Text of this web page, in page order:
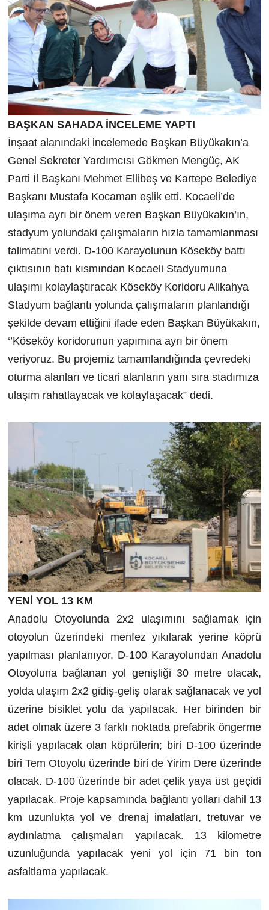
BAŞKAN SAHADA İNCELEME YAPTI
İnşaat alanındaki incelemede Başkan Büyükakın’a
Genel Sekreter Yardımcısı Gökmen Mengüç, AK
Parti İl Başkanı Mehmet Ellibeş ve Kartepe Belediye
Başkanı Mustafa Kocaman eşlik etti. Kocaeli’de
ulaşıma ayrı bir önem veren Başkan Büyükakın’ın,
stadyum yolundaki çalışmaların hızla tamamlanması
talimatını verdi. D-100 Karayolunun Köseköy battı
çıktısının batı kısmından Kocaeli Stadyumuna
ulaşımı kolaylaştıracak Köseköy Koridoru Alikahya
Stadyum bağlantı yolunda çalışmaların planlandığı
şekilde devam ettiğini ifade eden Başkan Büyükakın,
‘’Köseköy koridorunun yapımına ayrı bir önem
veriyoruz. Bu projemiz tamamlandığında çevredeki
oturma alanları ve ticari alanların yanı sıra stadımıza
ulaşım rahatlayacak ve kolaylaşacak” dedi.
YENİ YOL 13 KM
Anadolu Otoyolunda 2x2 ulaşımını sağlamak için
otoyolun üzerindeki menfez yıkılarak yerine köprü
yapılması planlanıyor. D-100 Karayolundan Anadolu
Otoyoluna bağlanan yol genişliği 30 metre olacak,
yolda ulaşım 2x2 gidiş-geliş olarak sağlanacak ve yol
üzerine bisiklet yolu da yapılacak. Her birinden bir
adet olmak üzere 3 farklı noktada prefabrik öngerme
kirişli yapılacak olan köprülerin; biri D-100 üzerinde
biri Tem Otoyolu üzerinde biri de Yirim Dere üzerinde
olacak. D-100 üzerinde bir adet çelik yaya üst geçidi
yapılacak. Proje kapsamında bağlantı yolları dahil 13
km uzunlukta yol ve drenaj imalatları, tretuvar ve
aydınlatma çalışmaları yapılacak. 13 kilometre
uzunluğunda yapılacak yeni yol için 71 bin ton
asfaltlama yapılacak.